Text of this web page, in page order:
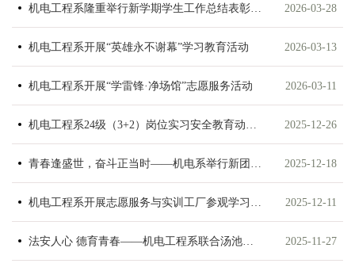
机电工程系隆重举行新学期学生工作总结表彰大会 2026-03-28
机电工程系开展“英雄永不谢幕”学习教育活动 2026-03-13
机电工程系开展“学雷锋·净场馆”志愿服务活动 2026-03-11
2025-12-26
2025-12-18
2025-12-11
法安人心 德育青春——机电工程系联合汤池派出所开展安全教育讲座 2025-11-27